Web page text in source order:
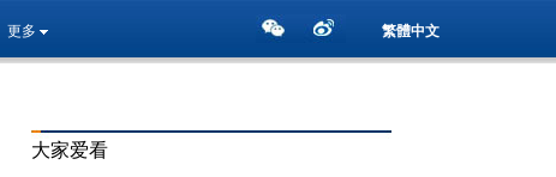
更多 繁體中文
大家爱看